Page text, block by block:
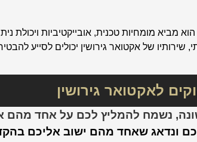
מביא מומחיות טכנית, אובייקטיביות
שירותיו של אקטואר גירושין יכולים לסייע
לאקטואר גירושין
נשמח להמליץ לכם על אחד מהם
ונדאג שאחד מהם ישוב אליכם